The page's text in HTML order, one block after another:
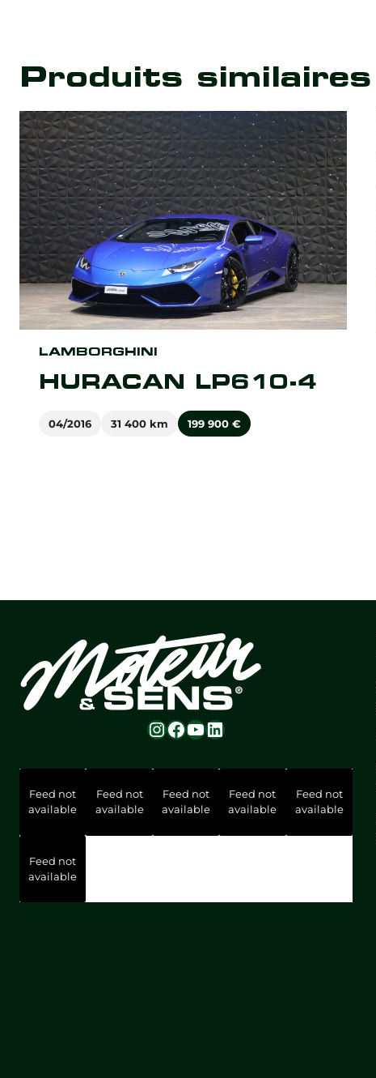
Produits similaires
HURACAN LP610-4
LAMBORGHINI
04/2016 31 400 km 199 900 €
Instagram
Facebook
YouTube
LinkedIn
Feed not
available
Feed not
available
Feed not
available
Feed not
available
Feed not
available
Feed not
available